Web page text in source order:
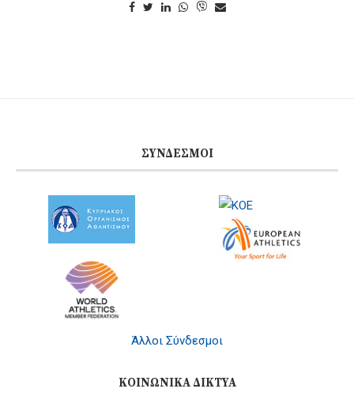
ΣΎΝΔΕΣΜΟΙ
Άλλοι Σύνδεσμοι
ΚΟΙΝΩΝΙΚΆ ΔΊΚΤΥΑ